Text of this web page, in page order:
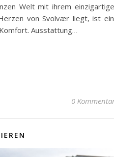
Welt mit ihrem
von Svolvær liegt, ist
Ausstattung…
0